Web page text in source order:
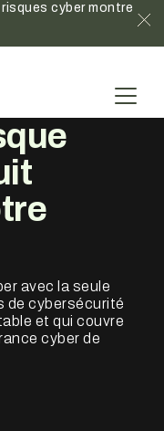
cyber montre
avec la seule
de cybersécurité
et qui couvre
cyber de